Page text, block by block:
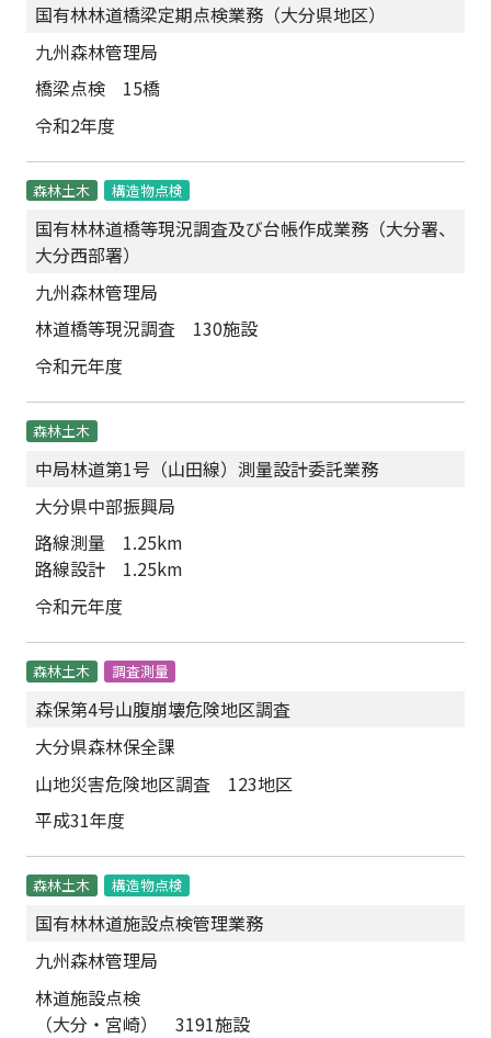
国有林林道橋梁定期点検業務（大分県地区）
九州森林管理局
橋梁点検 15橋
令和2年度
森林土木 構造物点検
国有林林道橋等現況調査及び台帳作成業務（大分署、
大分西部署）
九州森林管理局
林道橋等現況調査 130施設
令和元年度
森林土木
中局林道第1号（山田線）測量設計委託業務
大分県中部振興局
路線測量 1.25km
路線設計 1.25km
令和元年度
森林土木 調査測量
森保第4号山腹崩壊危険地区調査
大分県森林保全課
山地災害危険地区調査 123地区
平成31年度
森林土木 構造物点検
国有林林道施設点検管理業務
九州森林管理局
林道施設点検
（大分・宮崎） 3191施設